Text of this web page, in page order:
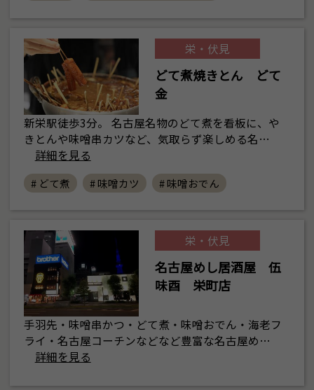
栄・伏見
どて煮焼きとん どて
金
新栄駅徒歩3分。 名古屋名物のどて煮を看板に、や
きとんや味噌串カツなど、気取らず楽しめる名…
詳細を見る
# どて煮 # 味噌カツ # 味噌おでん
栄・伏見
名古屋めし居酒屋 伍
味酉 栄町店
手羽先・味噌串かつ・どて煮・味噌おでん・海老フ
ライ・名古屋コーチンなどなど豊富な名古屋め…
詳細を見る